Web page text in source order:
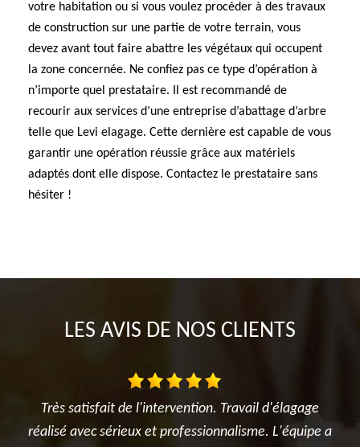
votre habitation ou si vous voulez procéder à des travaux
de construction sur une partie de votre terrain, vous
devez avant tout faire abattre les végétaux qui occupent
la zone concernée. Ne confiez pas ce type d’opération à
n’importe quel prestataire. Il est recommandé de
recourir aux services d’une entreprise d’abattage d’arbre
telle que Levi elagage. Cette dernière est capable de vous
garantir une opération réussie grâce aux matériels
adaptés dont elle dispose. Contactez le prestataire sans
hésiter !
LES AVIS DE NOS CLIENTS
a
Je suis ravi des travaux réalisés dans mon jardin entre
l'élagage du cerisier, l'entretien des rosiers, la tonte